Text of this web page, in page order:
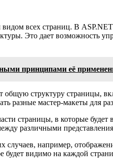
всех страниц. В
Это дает возможность
принципами её
структуру страницы,
разные мастер-макеты для
страницы, в которые будет
различными
случаев, например,
видимо на каждой